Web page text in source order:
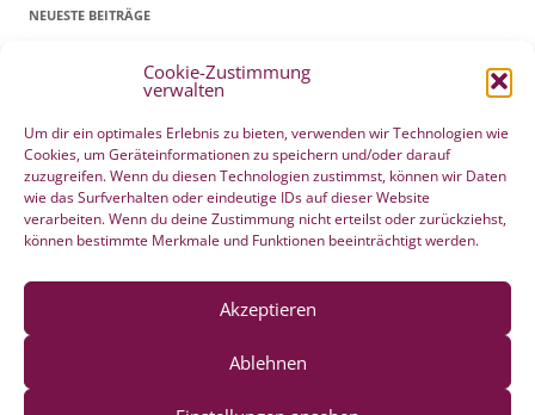
Cookie-Zustimmung
verwalten
Um dir ein optimales Erlebnis zu bieten, verwenden wir Technologien wie
Cookies, um Geräteinformationen zu speichern und/oder darauf
zuzugreifen. Wenn du diesen Technologien zustimmst, können wir Daten
wie das Surfverhalten oder eindeutige IDs auf dieser Website
verarbeiten. Wenn du deine Zustimmung nicht erteilst oder zurückziehst,
können bestimmte Merkmale und Funktionen beeinträchtigt werden.
Akzeptieren
Ablehnen
NEUESTE BEITRÄGE
Patientenverfügung Geburt vertreten in WELTWOCHE DER GEBURT
Filmtipp – Die sichere Geburt 19. Mai 2021
Integration eigener Erfahrungen aus der Pränatalzeit 10. März 2021
VBA2C – Erfahrung 8. Februar 2020
Berührender wunderschöner Geburtserfahrungsbericht von Laura
Maria Seiler
22. Dezember 2019